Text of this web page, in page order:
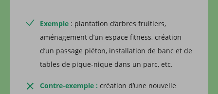
Exemple : plantation d’arbres fruitiers,
aménagement d’un espace fitness, création
d’un passage piéton, installation de banc et de
tables de pique-nique dans un parc, etc.
Contre-exemple : création d’une nouvelle